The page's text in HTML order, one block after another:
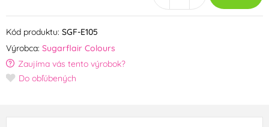
Kód produktu: SGF-E105
Výrobca: Sugarflair Colours
Zaujíma vás tento výrobok?
Do obľúbených